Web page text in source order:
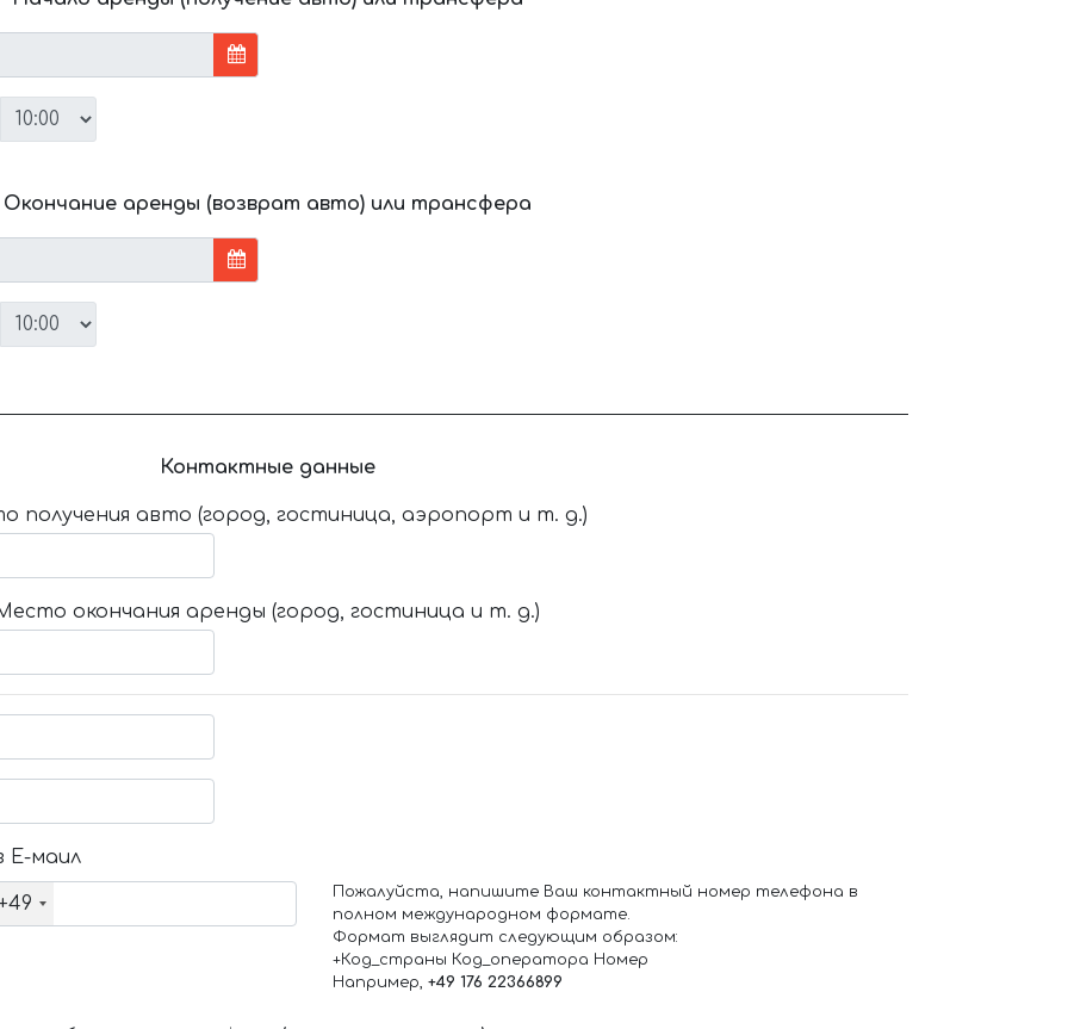
Окончание аренды (возврат авто) или трансфера
Контактные данные
получения авто (город, гостиница, аэропорт и т. д.)
окончания аренды (город, гостиница и т. д.)
Е-маил
Пожалуйста, напишите Ваш контактный номер телефона в
полном международном формате.
Формат выглядит следующим образом:
+Код_страны Код_оператора Номер
Например, +49 176 22366899